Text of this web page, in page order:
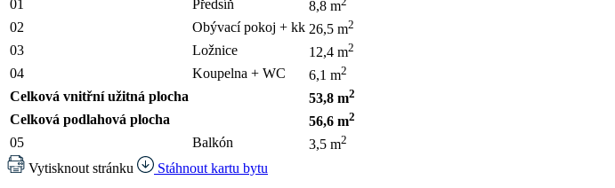
01 Předsíň 8,8 m
02 Obývací pokoj + kk 26,5 m2
03 Ložnice 12,4 m2
04 Koupelna + WC 6,1 m2
Celková vnitřní užitná plocha 53,8 m2
Celková podlahová plocha 56,6 m2
05 Balkón 3,5 m2
Vytisknout stránku Stáhnout kartu bytu